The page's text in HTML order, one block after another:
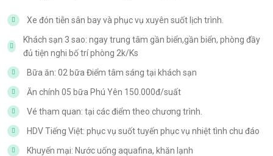
Xe đón tiễn sân bay và phục vụ xuyên suốt lịch trình.
Khách sạn 3 sao: ngay trung tâm gần biển,gần biển, phòng đầy
đủ tiện nghi bố trí phòng 2k/Ks
Bữa ăn: 02 bữa Điểm tâm sáng tại khách sạn
Ăn chính 05 bữa Phú Yên 150.000đ/suất
Vé tham quan: tại các điểm theo chương trình.
HDV Tiếng Việt: phục vụ suốt tuyến phục vụ nhiệt tình chu đáo
Khuyến mại: Nước uống aquafina, khăn lạnh